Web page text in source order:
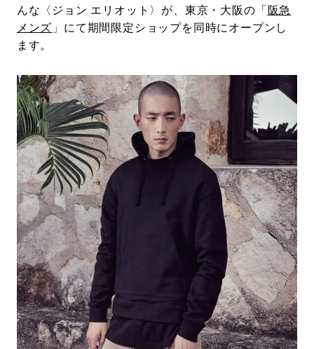
んな〈ジョン エリオット〉が、東京・大阪の「阪急
メンズ 」にて期間限定ショップを同時にオープンし
ます。